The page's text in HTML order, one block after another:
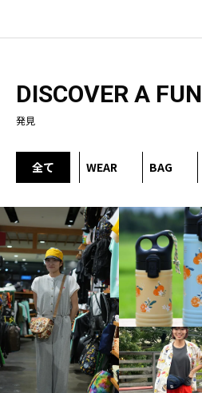
DISCOVER A FUN
発見
全て WEAR BAG